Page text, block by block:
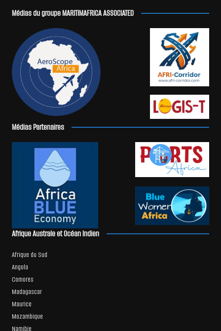
Médias du groupe MARITIMAFRICA ASSOCIATED
Médias Partenaires
Afrique Australe et Océan Indien
Afrique du Sud
Angola
Comores
Madagascar
Maurice
Mozambique
Namibie